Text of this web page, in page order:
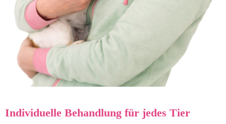
Individuelle Behandlung für jedes Tier